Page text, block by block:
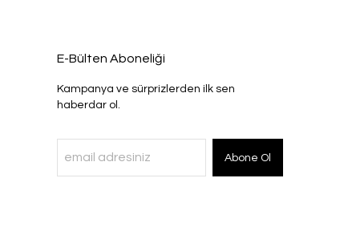
E-Bülten Aboneliği
Kampanya ve sürprizlerden ilk sen
haberdar ol.
Abone Ol